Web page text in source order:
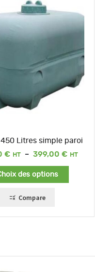
Litres simple paroi
€ – 399,00 €
Plage
des options
Compare